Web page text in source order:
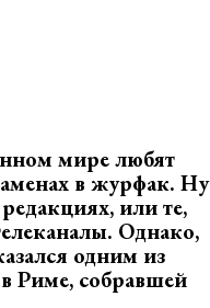
мире любят
в журфак. Ну
или те,
Однако,
одним из
Риме, собравшей